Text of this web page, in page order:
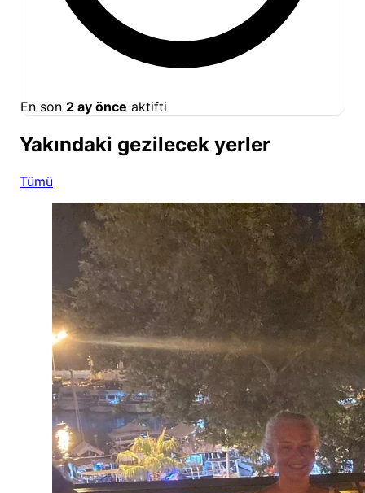
En son 2 ay önce aktifti
Yakındaki gezilecek yerler
Tümü